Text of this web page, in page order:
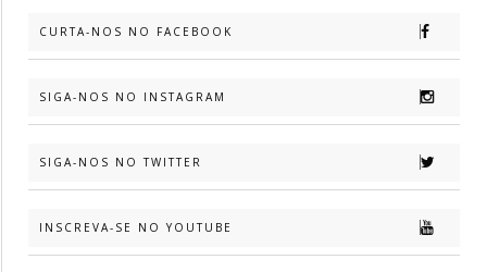
CURTA-NOS NO FACEBOOK
SIGA-NOS NO INSTAGRAM
SIGA-NOS NO TWITTER
INSCREVA-SE NO YOUTUBE